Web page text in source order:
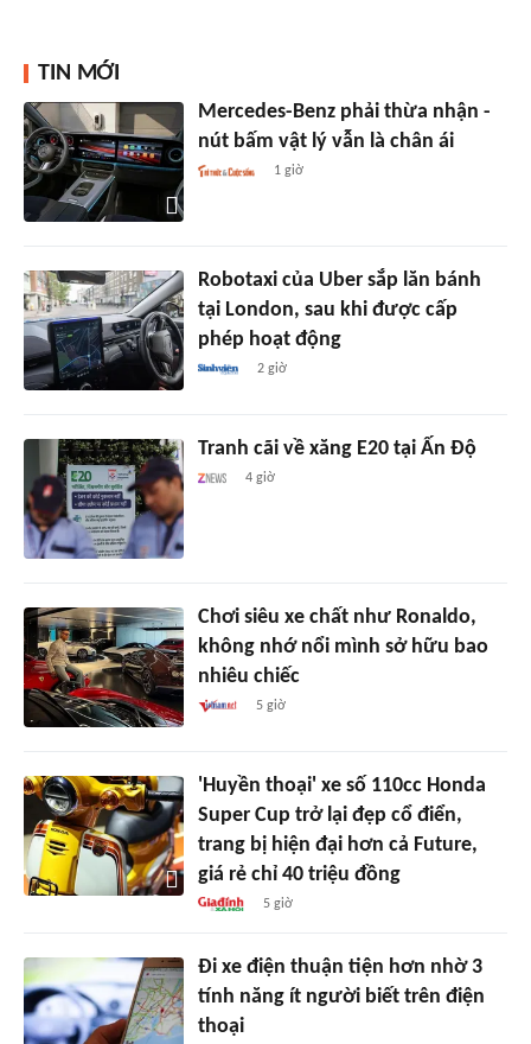
TIN MỚI
Mercedes-Benz phải thừa nhận -
nút bấm vật lý vẫn là chân ái
1 giờ
Robotaxi của Uber sắp lăn bánh
tại London, sau khi được cấp
phép hoạt động
2 giờ
Tranh cãi về xăng E20 tại Ấn Độ
4 giờ
Chơi siêu xe chất như Ronaldo,
không nhớ nổi mình sở hữu bao
nhiêu chiếc
5 giờ
'Huyền thoại' xe số 110cc Honda
Super Cup trở lại đẹp cổ điển,
trang bị hiện đại hơn cả Future,
giá rẻ chỉ 40 triệu đồng
5 giờ
Đi xe điện thuận tiện hơn nhờ 3
tính năng ít người biết trên điện
thoại